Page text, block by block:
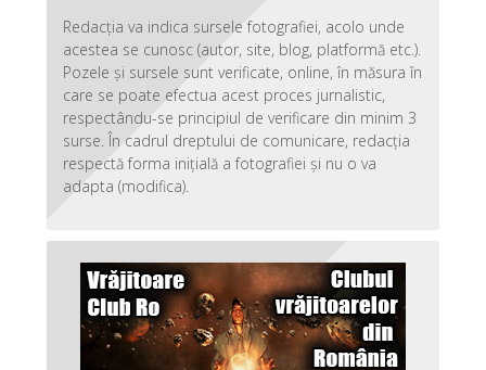
Redacția va indica sursele fotografiei, acolo unde
acestea se cunosc (autor, site, blog, platformă etc.).
Pozele și sursele sunt verificate, online, în măsura în
care se poate efectua acest proces jurnalistic,
respectându-se principiul de verificare din minim 3
surse. În cadrul dreptului de comunicare, redacția
respectă forma inițială a fotografiei și nu o va
adapta (modifica).